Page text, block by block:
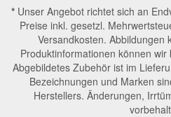
*Unser Angebot richtet sich an
Preise inkl. gesetzl.
Versandkosten. Abbildungen
Produktinformationen können
Abgebildetes Zubehör ist im
Bezeichnungen und Marken
Herstellers. Änderungen,